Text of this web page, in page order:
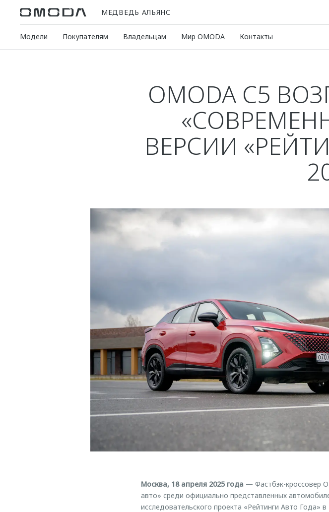
МЕДВЕДЬ АЛЬЯНС
Модели Покупателям Владельцам Мир OMODA Контакты
OMODA C5
ВЕРСИИ
Москва, 18 апреля 2025 года — Фастбэк-кроссовер
авто» среди официально представленных
исследовательского проекта «Рейтинги Авто